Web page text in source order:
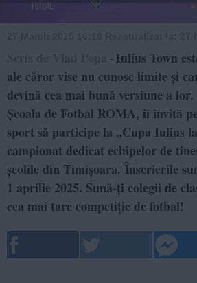
- Iulius Town
ale căror vise nu cunosc limite și
devină cea mai bună versiune a
Școala de Fotbal ROMA, îi invită
sport să participe la „Cupa Iulius
campionat dedicat echipelor de
școlile din Timișoara. Înscrierile
1 aprilie 2025. Sună-ți colegii de
cea mai tare competiție de fotbal!